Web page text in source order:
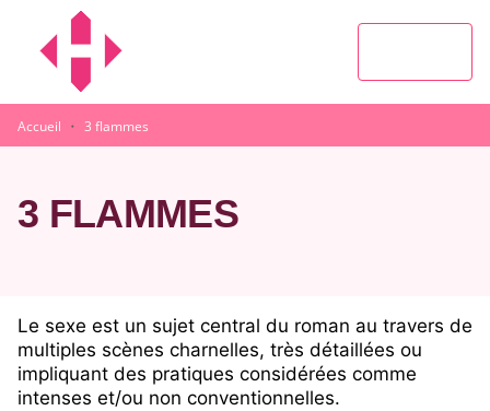
MENU
Accueil · 3 flammes
3 FLAMMES
Le sexe est un sujet central du roman au travers de
multiples scènes charnelles, très détaillées ou
impliquant des pratiques considérées comme
intenses et/ou non conventionnelles.